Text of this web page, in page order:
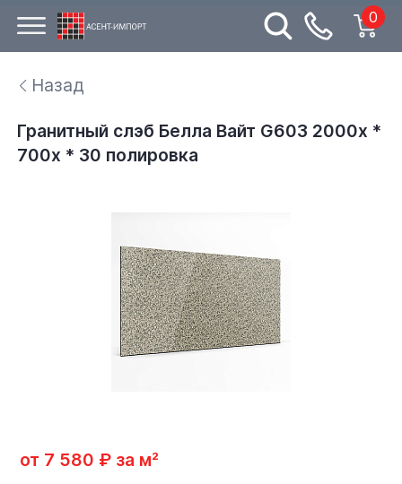
0
Назад
Гранитный слэб Белла Вайт G603 2000х *
700х * 30 полировка
от 7 580 ₽ за м²